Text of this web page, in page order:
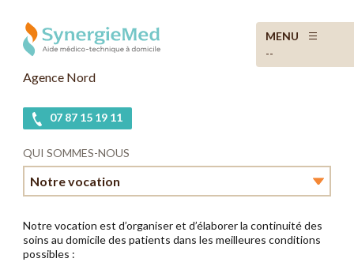
Agence Nord
MENU
--
07 87 15 19 11
QUI SOMMES-NOUS
Notre vocation
En bref
Notre vocation est d’organiser et d’élaborer la continuité des
soins au domicile des patients dans les meilleures conditions
possibles :